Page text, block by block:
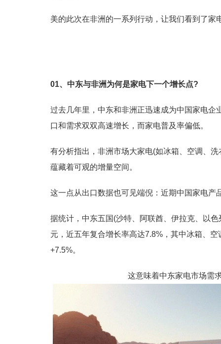
美的此次在非洲的一系列行动，让我们看到了
01、 中东与非洲为何是家电下一个增长点?
过去几年里，中东和非洲正迅速成为中国家电
口和需求双双高速增长，而家电普及率偏低。
有分析指出，非洲市场大家电(如冰箱、空调、
蕴藏着可观的增量空间。
这一点从出口数据也可见端倪：近期中国家电产
据统计，中东五国(沙特、阿联酋、伊拉克、以
元，近五年复合增长率高达7.8%，其中冰箱、
+7.5%。
这意味着中东家电市场需